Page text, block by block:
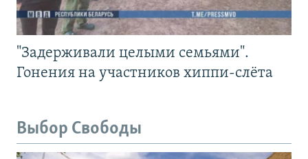
"Задерживали целыми семьями".
Гонения на участников хиппи-слёта
Выбор Свободы